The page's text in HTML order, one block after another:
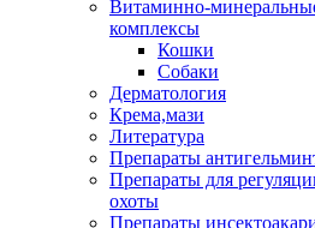
Витаминно-
комплексы
Кошки
Собаки
Дерматология
Крема,мази
Литература
Препараты
Препараты для
охоты
Препараты